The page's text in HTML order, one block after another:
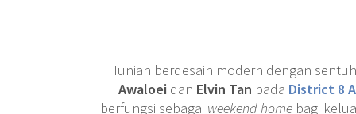
Hunian berdesain modern dengan
Awaloei dan Elvin Tan pada District 8
berfungsi sebagai weekend homebagi